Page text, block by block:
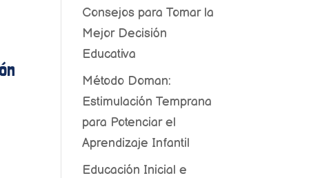
Consejos para Tomar la
Mejor Decisión
Educativa
Método Doman:
Estimulación Temprana
para Potenciar el
Aprendizaje Infantil
Educación Inicial e